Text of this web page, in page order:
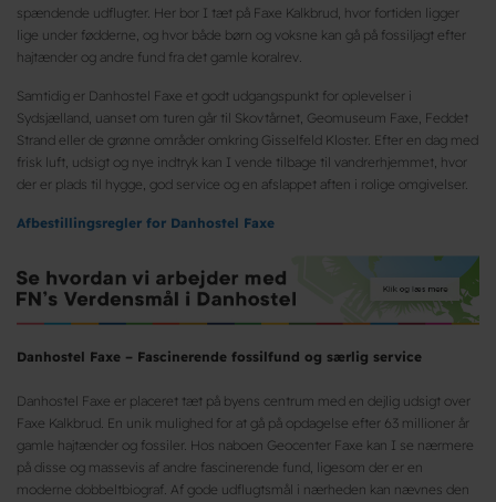
spændende udflugter. Her bor I tæt på Faxe Kalkbrud, hvor fortiden ligger
lige under fødderne, og hvor både børn og voksne kan gå på fossiljagt efter
hajtænder og andre fund fra det gamle koralrev.
Samtidig er Danhostel Faxe et godt udgangspunkt for oplevelser i
Sydsjælland, uanset om turen går til Skovtårnet, Geomuseum Faxe, Feddet
Strand eller de grønne områder omkring Gisselfeld Kloster. Efter en dag med
frisk luft, udsigt og nye indtryk kan I vende tilbage til vandrerhjemmet, hvor
der er plads til hygge, god service og en afslappet aften i rolige omgivelser.
Afbestillingsregler for Danhostel Faxe
Danhostel Faxe – Fascinerende fossilfund og særlig service
Danhostel Faxe er placeret tæt på byens centrum med en dejlig udsigt over
Faxe Kalkbrud. En unik mulighed for at gå på opdagelse efter 63 millioner år
gamle hajtænder og fossiler. Hos naboen Geocenter Faxe kan I se nærmere
på disse og massevis af andre fascinerende fund, ligesom der er en
moderne dobbeltbiograf. Af gode udflugtsmål i nærheden kan nævnes den